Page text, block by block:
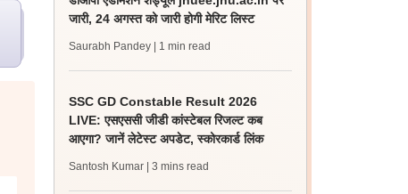
जारी, 24 अगस्त को जारी होगी मेरिट लिस्ट
Saurabh Pandey | 1 min read
SSC GD Constable Result 2026
LIVE: एसएससी जीडी कांस्टेबल रिजल्ट कब
आएगा? जानें लेटेस्ट अपडेट, स्कोरकार्ड लिंक
Santosh Kumar | 3 mins read